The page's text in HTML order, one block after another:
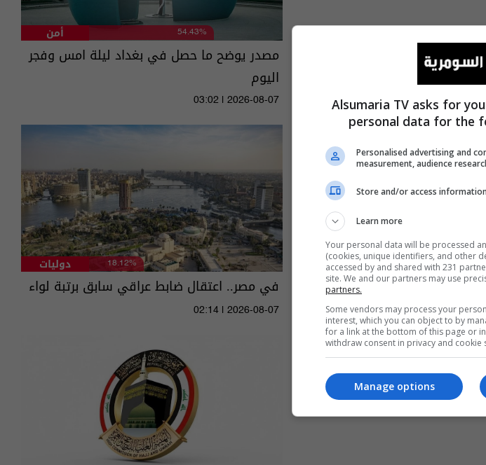
استهداف "ثكنة
أمن 54.43%
مصدر يوضح ما حصل في بغداد ليلة امس وفجر
اليوم
03:02 | 2026-08-07
دوليات 18.12%
في مصر.. اعتقال ضابط عراقي سابق برتبة لواء
02:14 | 2026-08-07
Alsumaria TV asks for
personal data for the
Personalised advertising and
measurement, audience
Store and/or access
Learn more
Your personal data will be processed
(cookies, unique identifiers, and other
accessed by and shared with 231
site. We and our partners may use
partners.
Some vendors may process your
interest, which you can object to by
for a link at the bottom of this page or
withdraw consent in privacy and cookie
Manage options